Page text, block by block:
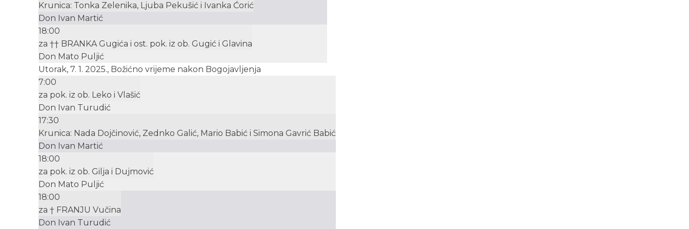
Krunica: Tonka Zelenika, Ljuba Pekušić i Ivanka Ćorić
Don Ivan Martić
18:00
za †† BRANKA Gugića i ost. pok. iz ob. Gugić i Glavina
Don Mato Puljić
Utorak, 7. 1. 2025., Božićno vrijeme nakon Bogojavljenja
7:00
za pok. iz ob. Leko i Vlašić
Don Ivan Turudić
17:30
Krunica: Nada Dojčinović, Zednko Galić, Mario Babić i Simona Gavrić Babić
Don Ivan Martić
18:00
za pok. iz ob. Gilja i Dujmović
Don Mato Puljić
18:00
za † FRANJU Vučina
Don Ivan Turudić